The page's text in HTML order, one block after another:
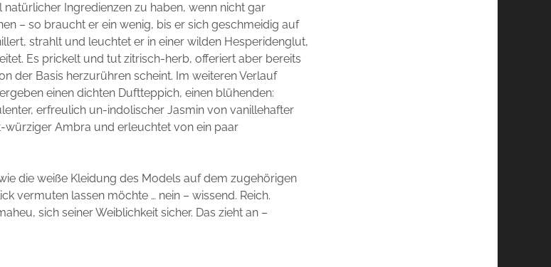
natürlicher Ingredienzen zu haben, wenn nicht gar
– so braucht er ein wenig, bis er sich geschmeidig auf
strahlt und leuchtet er in einer wilden Hesperidenglut,
Es prickelt und tut zitrisch-herb, offeriert aber bereits
der Basis herzurühren scheint. Im weiteren Verlauf
einen dichten Duftteppich, einen blühenden:
erfreulich un-indolischer Jasmin von vanillehafter
Ambra und erleuchtet von ein paar
die weiße Kleidung des Models auf dem zugehörigen
vermuten lassen möchte … nein – wissend. Reich.
sich seiner Weiblichkeit sicher. Das zieht an –